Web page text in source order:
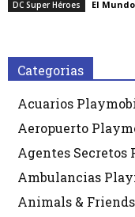
DC Super Héroes El
Categorias
Acuarios
Aeropuerto
Agentes Secretos
Ambulancias
Animals &